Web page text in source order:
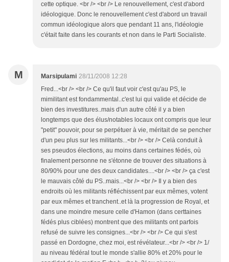
cette optique. <br /> <br /> Le renouvellement, c'est d'abord
idéologique. Donc le renouvellement c'est d'abord un travail
commun idéologique alors que pendant 11 ans, l'idéologie
c'était faite dans les courants et non dans le Parti Socialiste.
M Marsipulami 28/11/2008 12:28
Fred...<br /> <br /> Ce qu'il faut voir c'est qu'au PS, le
mimilitant est fondammental..c'est lui qui valide et décide de
bien des investitures..mais d'un autre côté il y a bien
longtemps que des élus/notables locaux ont compris que leur
"petit" pouvoir, pour se perpétuer à vie, méritait de se pencher
d'un peu plus sur les militants...<br /> <br /> Celà conduit à
ses pseudos élections, au moins dans certaines fédés, où
finalement personne ne s'étonne de trouver des situations à
80/90% pour une des deux candidates....<br /> <br /> ça c'est
le mauvais côté du PS..mais...<br /> <br /> Il y a bien des
endroits où les militants réfléchissent par eux mêmes, votent
par eux mêmes et tranchent..et là la progression de Royal, et
dans une moindre mesure celle d'Hamon (dans certtaines
fédés plus ciblées) montrent que des militants ont parfois
refusé de suivre les consignes...<br /> <br /> Ce qui s'est
passé en Dordogne, chez moi, est révélateur...<br /> <br /> 1/
au niveau fédéral tout le monde s'allie 80% et 20% pour le